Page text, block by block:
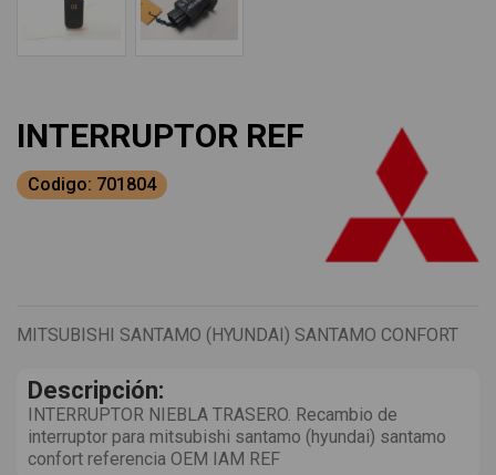
INTERRUPTOR REF
Codigo: 701804
MITSUBISHI SANTAMO (HYUNDAI) SANTAMO CONFORT
Descripción:
INTERRUPTOR NIEBLA TRASERO. Recambio de
interruptor para mitsubishi santamo (hyundai) santamo
confort referencia OEM IAM REF